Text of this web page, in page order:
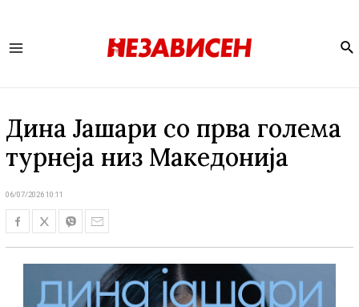
Дина Јашари со прва голема
турнеја низ Македонија
06/07/2026 10:11